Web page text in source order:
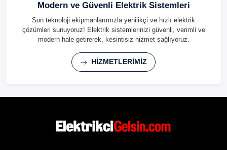
Modern ve Güvenli Elektrik Sistemleri
Son teknoloji ekipmanlarımızla yenilikçi ve hızlı elektrik
çözümleri sunuyoruz! Elektrik sistemlerinizi güvenli, verimli ve
modern hale getirerek, kesintisiz hizmet sağlıyoruz.
HİZMETLERİMİZ